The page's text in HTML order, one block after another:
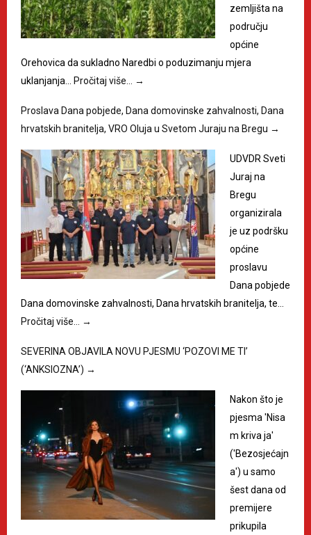
zemljišta na
području
općine
Orehovica da sukladno Naredbi o poduzimanju mjera
uklanjanja… Pročitaj više… →
Proslava Dana pobjede, Dana domovinske zahvalnosti, Dana
hrvatskih branitelja, VRO Oluja u Svetom Juraju na Bregu →
UDVDR Sveti
Juraj na
Bregu
organizirala
je uz podršku
općine
proslavu
Dana pobjede
Dana domovinske zahvalnosti, Dana hrvatskih branitelja, te…
Pročitaj više… →
SEVERINA OBJAVILA NOVU PJESMU ‘POZOVI ME TI’
(‘ANKSIOZNA’) →
Nakon što je
pjesma 'Nisa
m kriva ja'
('Bezosjećajn
a') u samo
šest dana od
premijere
prikupila